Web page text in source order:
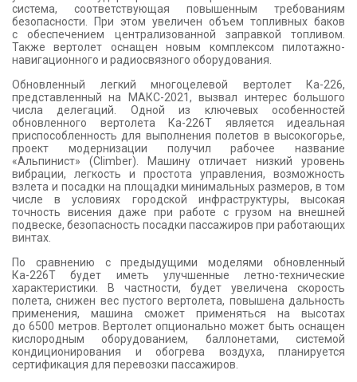
система, соответствующая повышенным требованиям
безопасности. При этом увеличен объем топливных баков
с обеспечением централизованной заправкой топливом.
Также вертолет оснащен новым комплексом пилотажно-
навигационного и радиосвязного оборудования.
Обновленный легкий многоцелевой вертолет Ка-226,
представленный на МАКС-2021, вызвал интерес большого
числа делегаций. Одной из ключевых особенностей
обновленного вертолета Ка-226Т является идеальная
приспособленность для выполнения полетов в высокогорье,
проект модернизации получил рабочее название
«Альпинист» (Climber). Машину отличает низкий уровень
вибрации, легкость и простота управления, возможность
взлета и посадки на площадки минимальных размеров, в том
числе в условиях городской инфраструктуры, высокая
точность висения даже при работе с грузом на внешней
подвеске, безопасность посадки пассажиров при работающих
винтах.
По сравнению с предыдущими моделями обновленный
Ка-226Т будет иметь улучшенные летно-технические
характеристики. В частности, будет увеличена скорость
полета, снижен вес пустого вертолета, повышена дальность
применения, машина сможет применяться на высотах
до 6500 метров. Вертолет опционально может быть оснащен
кислородным оборудованием, баллонетами, системой
кондиционирования и обогрева воздуха, планируется
сертификация для перевозки пассажиров.